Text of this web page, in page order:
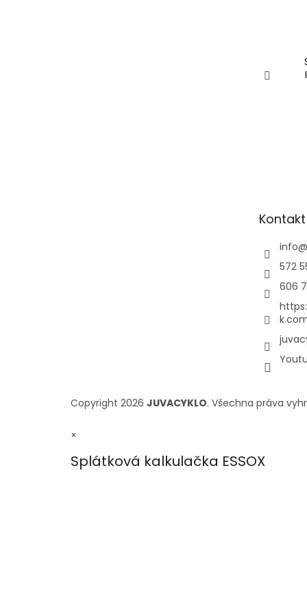
Kontakt
info@
572
606
Copyright 2026 JUVACYKLO. Všechna práva
×
Splátková kalkulačka ESSOX